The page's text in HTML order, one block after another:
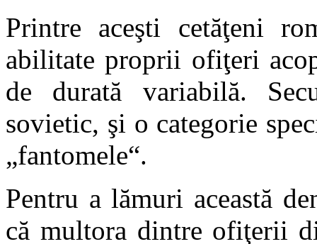
Printre aceşti cetăţeni
abilitate proprii ofiţeri
de durată variabilă.
sovietic, şi o categorie
„fantomele“.
Pentru a lămuri această
că multora dintre ofiţerii